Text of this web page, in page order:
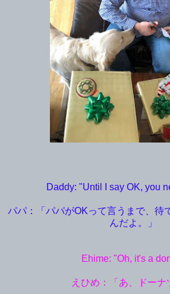
Daddy: "Until I say OK, you
パパ：「パパがOKって言うまで、待
んだよ。」
Ehime: "Oh, it's a
えひめ：「あ、ドーナ